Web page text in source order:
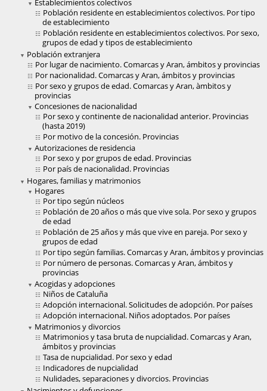
Establecimientos colectivos
Población residente en establecimientos colectivos. Por tipo
de establecimiento
Población residente en establecimientos colectivos. Por sexo,
grupos de edad y tipos de establecimiento
Población extranjera
Por lugar de nacimiento. Comarcas y Aran, ámbitos y provincias
Por nacionalidad. Comarcas y Aran, ámbitos y provincias
Por sexo y grupos de edad. Comarcas y Aran, àmbitos y
provincias
Concesiones de nacionalidad
Por sexo y continente de nacionalidad anterior. Provincias
(hasta 2019)
Por motivo de la concesión. Provincias
Autorizaciones de residencia
Por sexo y por grupos de edad. Provincias
Por país de nacionalidad. Provincias
Hogares, familias y matrimonios
Hogares
Por tipo según núcleos
Población de 20 años o más que vive sola. Por sexo y grupos
de edad
Población de 25 años y más que vive en pareja. Por sexo y
grupos de edad
Por tipo según familias. Comarcas y Aran, ámbitos y provincias
Por número de personas. Comarcas y Aran, ámbitos y
provincias
Acogidas y adopciones
Niños de Cataluña
Adopción internacional. Solicitudes de adopción. Por países
Adopción internacional. Niños adoptados. Por países
Matrimonios y divorcios
Matrimonios y tasa bruta de nupcialidad. Comarcas y Aran,
ámbitos y provincias
Tasa de nupcialidad. Por sexo y edad
Indicadores de nupcialidad
Nulidades, separaciones y divorcios. Provincias